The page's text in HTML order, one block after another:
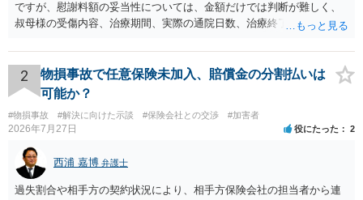
ですが、慰謝料額の妥当性については、金額だけでは判断が難しく、
叔母様の受傷内容、治療期間、実際の通院日数、治療終了の経緯、後
確認する必要があります。保険会社から提示される慰謝料額について
は、弁護士が介入することにより増額を検討できる場合がありますの
で、以下の資料・情報を準備した上で、弁護士に個別に相談すること
をお勧めいたします。 ・相手方保険会社から届いている示談金額の提
示書類 ・叔母様の診断名、けがの内容 ・治療開始日及び治療終了日
・入院の有無、通院回数 ・現在も症状が残っているか ・叔母様ご本人
やご家族等が加入している保険に、今回の事故で利用できる弁護士費
用特約が付帯しているか なお、被害者は叔母様ご本人となりますの
で、弁護士が受任する場合には、叔母様ご本人の依頼意思等を確認す
2
物損事故で任意保険未加入、賠償金の分割払いは
可能か？
#物損事故 #解決に向けた示談 #保険会社との交渉 #加害者
2026年7月27日 役にたった 2
西浦 嘉博 弁護士
過失割合や相手方の契約状況により、相手方保険会社の担当者から連